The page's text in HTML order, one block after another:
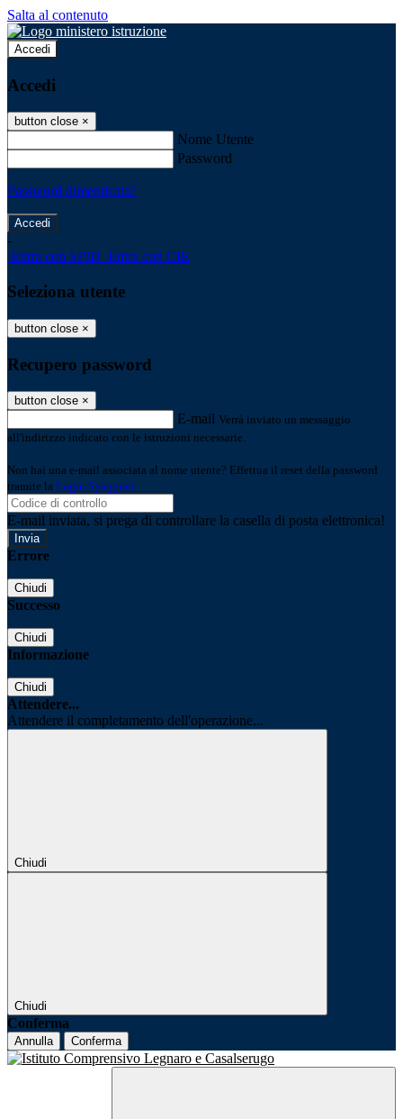
Salta al contenuto
Accedi
Accedi
button close ×
Nome Utente
Password
Password dimenticata?
-
Entra con SPID Entra con CIE
Seleziona utente
button close ×
Recupero password
button close ×
E-mail Verrà inviato un messaggio
all'indirizzo indicato con le istruzioni necessarie.
Non hai una e-mail associata al nome utente? Effettua il reset della password
tramite la Login Spaggiari
E-mail inviata, si prega di controllare la casella di posta elettronica!
Errore
Chiudi
Successo
Chiudi
Informazione
Chiudi
Attendere...
Attendere il completamento dell'operazione...
Chiudi
Chiudi
Conferma
Annulla Conferma